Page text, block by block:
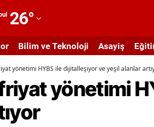
26°
Bilim ve Teknoloji Asayiş
yönetimi HYBS ile dijitalleşiyor ve yeşil alanlar
yönetimi